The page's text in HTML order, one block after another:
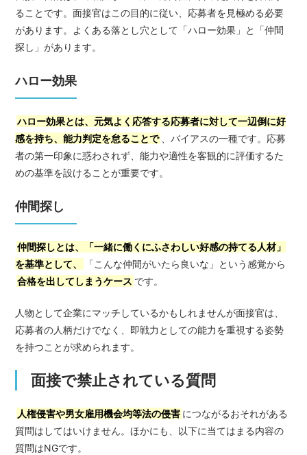
ることです。面接官はこの目的に従い、応募者を見極める必要
があります。よくある落とし穴として「ハロー効果」と「仲間
探し」があります。
ハロー効果
ハロー効果とは、元気よく応答する応募者に対して一辺倒に好
感を持ち、能力判定を怠ることで
、バイアスの一種です。応募
者の第一印象に惑わされず、能力や適性を客観的に評価するた
めの基準を設けることが重要です。
仲間探し
仲間探しとは、「一緒に働くにふさわしい好感の持てる人材」
を基準として、
「こんな仲間がいたら良いな」という感覚から
合格を出してしまうケース です。
人物として企業にマッチしているかもしれませんが面接官は、
応募者の人柄だけでなく、即戦力としての能力を重視する姿勢
を持つことが求められます。
面接で禁止されている質問
人権侵害や男女雇用機会均等法の侵害 につながるおそれがある
質問はしてはいけません。ほかにも、以下に当てはまる内容の
質問はNGです。